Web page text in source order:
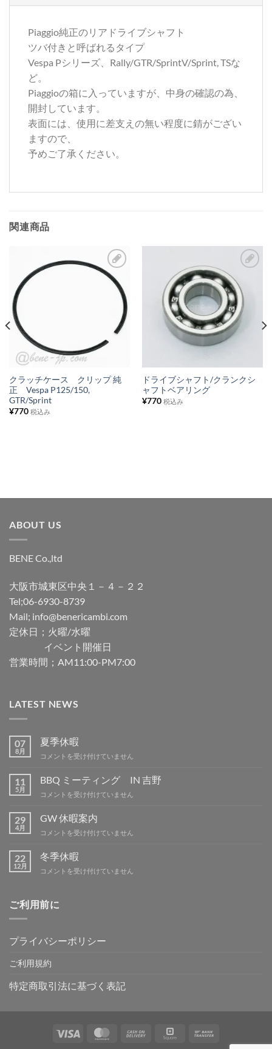
Piaggio純正のリアドライブシャフト
ツバ付きと呼ばれるタイプ
Vespa Pシリーズ、Rally/GTR/SprintV/Sprint, TSな
ど。
Piaggioの箱に入っていますが、中身の確認の為、
開封しています。
表面には、使用に差支えの無い程度に錆がござい
ますので、
予めご了承ください。
関連商品
お
り
クラッチケース クリップ 純
正 Vespa P125/150,
GTR/Sprint
¥770 税込み
お
気
に
入
ドライブシャフト/クランクシ
ャフトベアリング
¥770 税込み
ABOUT US
BENE Co.,ltd
大阪市城東区中央１－４－２２
Tel;06-6930-8739
Mail; info@benericambi.com
定休日；火曜/水曜
イベント開催日
営業時間；AM11:00-PM7:00
LATEST NEWS
07
8月
夏季休暇
夏
休
暇
は
コメントを受け付けていません
11
5月
BBQ ミーティング IN 吉野
BBQ
ー
テ
ィ
グ
吉
コメントを受け付けていません
29
4月
GW 休暇案内
GW
暇
案
内
コメントを受け付けていません
22
12月
冬季休暇
冬
暇
は
コメントを受け付けていません
ご利用前に
プライバシーポリシー
ご利用規約
特定商取引法に基づく表記